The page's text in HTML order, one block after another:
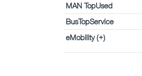
MAN TopUsed
BusTopService
eMobility (+)